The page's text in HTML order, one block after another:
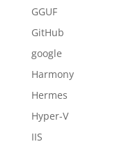
GGUF
GitHub
google
Harmony
Hermes
Hyper-V
IIS